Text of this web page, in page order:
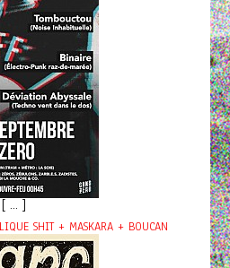
... ]
SHIT + MASKARA + BOUCAN